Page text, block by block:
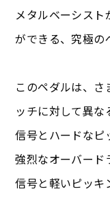
メタルベーシスト
ができる、究極の
このペダルは、
ッチに対して異
信号とハードなピ
強烈なオーバード
信号と軽いピッキ